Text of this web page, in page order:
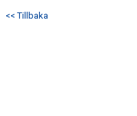
<< Tillbaka